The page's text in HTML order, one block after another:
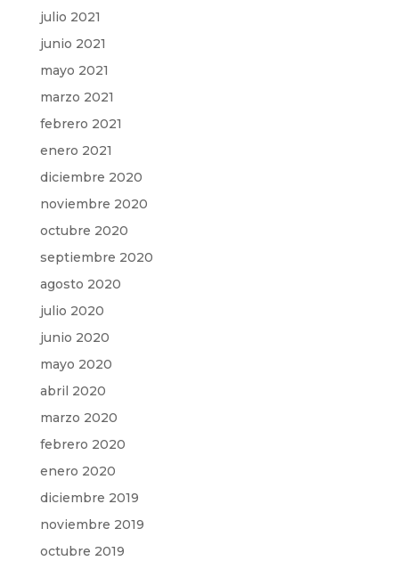
julio 2021
junio 2021
mayo 2021
marzo 2021
febrero 2021
enero 2021
diciembre 2020
noviembre 2020
octubre 2020
septiembre 2020
agosto 2020
julio 2020
junio 2020
mayo 2020
abril 2020
marzo 2020
febrero 2020
enero 2020
diciembre 2019
noviembre 2019
octubre 2019